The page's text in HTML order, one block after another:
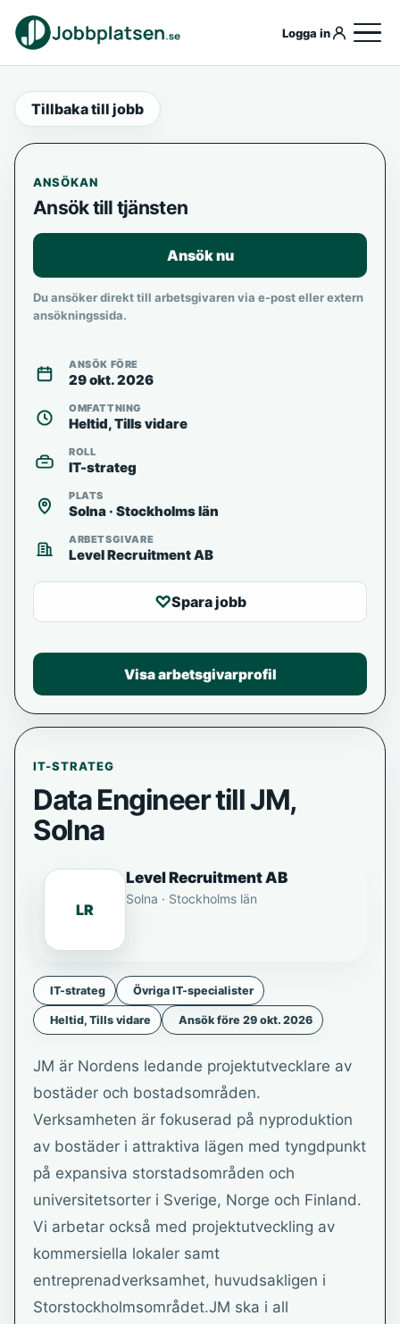
Logga in
Tillbaka till jobb
IT-STRATEG
Data Engineer till JM,
Solna
LR
Level Recruitment AB
Solna · Stockholms län
IT-strateg Övriga IT-specialister
Heltid, Tills vidare Ansök före 29 okt. 2026
JM är Nordens ledande projektutvecklare av
bostäder och bostadsområden.
Verksamheten är fokuserad på nyproduktion
av bostäder i attraktiva lägen med tyngdpunkt
på expansiva storstadsområden och
universitetsorter i Sverige, Norge och Finland.
Vi arbetar också med projektutveckling av
kommersiella lokaler samt
entreprenadverksamhet, huvudsakligen i
Storstockholmsområdet.JM ska i all
ANSÖKAN
Ansök till tjänsten
Ansök nu
Du ansöker direkt till arbetsgivaren via e-post eller extern
ansökningssida.
ANSÖK FÖRE
29 okt. 2026
OMFATTNING
Heltid, Tills vidare
ROLL
IT-strateg
PLATS
Solna · Stockholms län
ARBETSGIVARE
Level Recruitment AB
♡Spara jobb
Visa arbetsgivarprofil